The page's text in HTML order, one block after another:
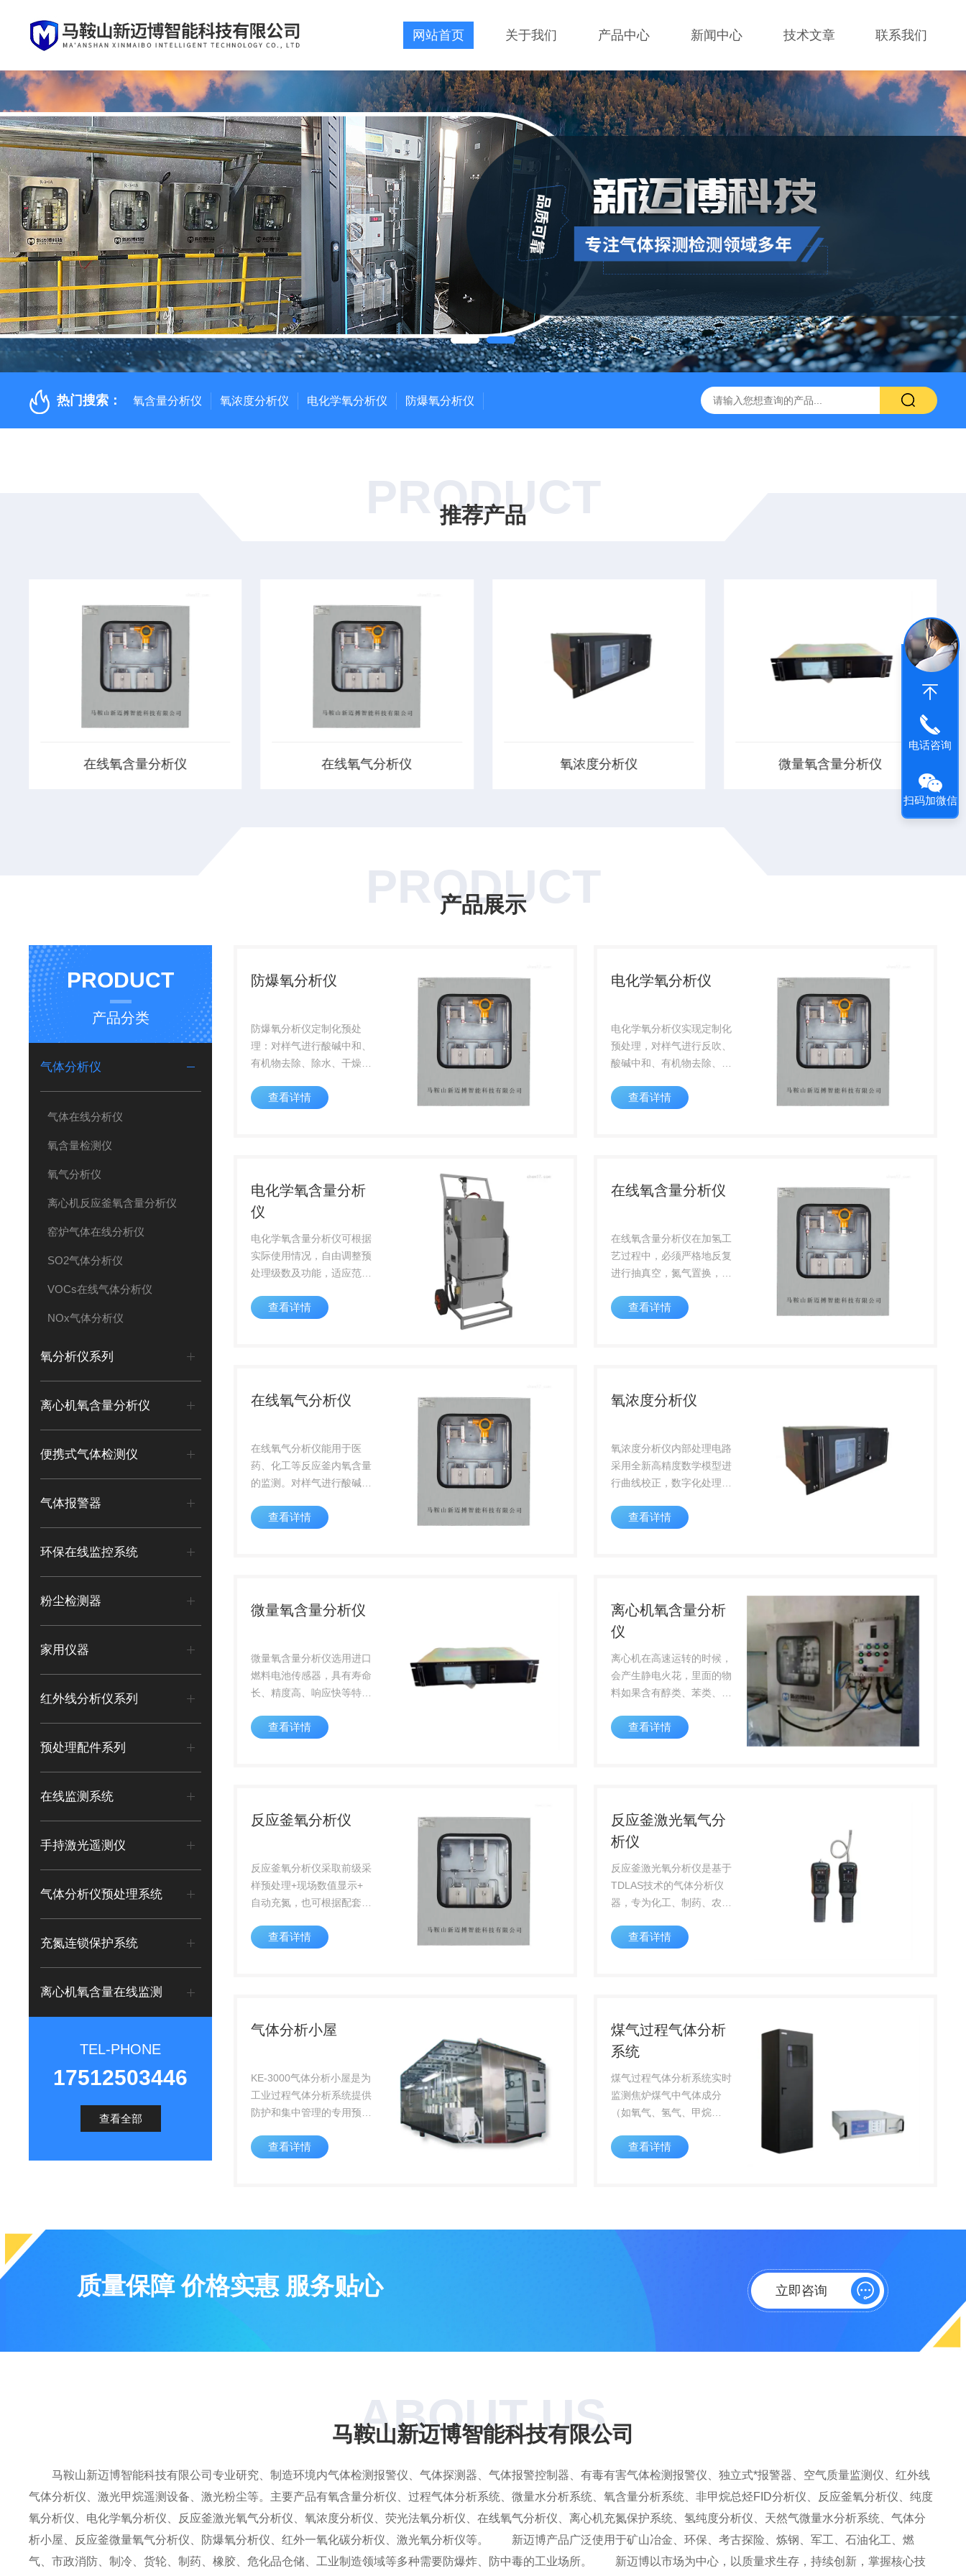
网站首页 关于我们 产品中心 新闻中心 技术文章 联系我们
热门搜索： 氧含量分析仪 氧浓度分析仪 电化学氧分析仪 防爆氧分析仪
PRODUCT
推荐产品
在线氧气分析仪 氧浓度分析仪
CO、CO2、CH4、O...
微量氧含量分析仪
寿命全中文人机对话菜单，操作直...
离心机氧含量分析仪
离心机在高速运转的时候，会产生静电
火花，里面的物料如果含有醇类、苯
类、酯类等可燃性挥发性的气体，就会
PRODUCT
产品展示
PRODUCT
产品分类
气体分析仪
气体在线分析仪
氧含量检测仪
氧气分析仪
离心机反应釜氧含量分析仪
窑炉气体在线分析仪
SO2气体分析仪
VOCs在线气体分析仪
NOx气体分析仪
氧分析仪系列
离心机氧含量分析仪
便携式气体检测仪
气体报警器
环保在线监控系统
粉尘检测器
家用仪器
红外线分析仪系列
预处理配件系列
在线监测系统
手持激光遥测仪
气体分析仪预处理系统
充氮连锁保护系统
离心机氧含量在线监测
TEL-PHONE
17512503446
查看全部
防爆氧分析仪
防爆氧分析仪定制化预处
理：对样气进行酸碱中和、
有机物去除、除水、干燥、
查看详情
电化学氧分析仪
电化学氧分析仪实现定制化
预处理，对样气进行反吹、
酸碱中和、有机物去除、除
流等查看详情
电化学氧含量分析
仪
电化学氧含量分析仪可根据
实际使用情况，自由调整预
处理级数及功能，适应范围
工具拆装维护，热插拔更换
查看详情
在线氧含量分析仪
在线氧含量分析仪在加氢工
艺过程中，必须严格地反复
进行抽真空，氮气置换，充
态，且氧含量需控制在
查看详情
在线氧气分析仪
在线氧气分析仪能用于医
药、化工等反应釜内氧含量
的监测。对样气进行酸碱中
确保分析仪表稳定长期工
查看详情
氧浓度分析仪
氧浓度分析仪内部处理电路
采用全新高精度数学模型进
行曲线校正，数字化处理，
准隔离4～20mA模拟信号输
查看详情
微量氧含量分析仪
微量氧含量分析仪选用进口
燃料电池传感器，具有寿命
长、精度高、响应快等特点
现象可用于高纯氢气等还原
查看详情
离心机氧含量分析
仪
离心机在高速运转的时候，
会产生静电火花，里面的物
料如果含有醇类、苯类、酯
就会有爆炸的安全隐患
查看详情
反应釜氧分析仪
反应釜氧分析仪采取前级采
样预处理+现场数值显示+
自动充氮，也可根据配套需
DCS/GDS 等，实现整体自
查看详情
反应釜激光氧气分
析仪
反应釜激光氧分析仪是基于
TDLAS技术的气体分析仪
器，专为化工、制药、农化
储罐等密闭工艺设备设计
查看详情
气体分析小屋
KE-3000气体分析小屋是为
工业过程气体分析系统提供
防护和集中管理的专用预制
（PAT）的重要基础设施
查看详情
煤气过程气体分析
系统
煤气过程气体分析系统实时
监测焦炉煤气中气体成分
（如氧气、氢气、甲烷
业，确保煤气安全输送和燃
查看详情
质量保障 价格实惠 服务贴心 立即咨询
ABOUT US
马鞍山新迈博智能科技有限公司
马鞍山新迈博智能科技有限公司专业研究、制造环境内气体检测报警仪、气体探测器、气体报警控制器、有毒有害气体检测报警仪、独立式*报警器、空气质量监测仪、红外线
气体分析仪、激光甲烷遥测设备、激光粉尘等。主要产品有氧含量分析仪、过程气体分析系统、微量水分析系统、氧含量分析系统、非甲烷总烃FID分析仪、反应釜氧分析仪、纯度
氧分析仪、电化学氧分析仪、反应釜激光氧气分析仪、氧浓度分析仪、荧光法氧分析仪、在线氧气分析仪、离心机充氮保护系统、氢纯度分析仪、天然气微量水分析系统、气体分
析小屋、反应釜微量氧气分析仪、防爆氧分析仪、红外一氧化碳分析仪、激光氧分析仪等。 新迈博产品广泛使用于矿山冶金、环保、考古探险、炼钢、军工、石油化工、燃
气、市政消防、制冷、货轮、制药、橡胶、危化品仓储、工业制造领域等多种需要防爆炸、防中毒的工业场所。 新迈博以市场为中心，以质量求生存，持续创新，掌握核心技
电话咨询
扫码加微信